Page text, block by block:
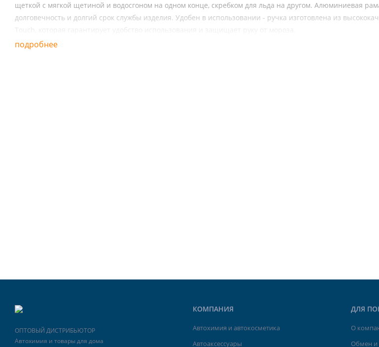
щеткой с мягкой щетиной и водосгоном на одном конце, скребком для льда на другом. Алюминиевая
долговечность и долгий срок службы изделия. Удобен в использовании - ручка изготовлена из
Touch, которая гарантирует удобство использования и защищает руку от мороза.
подробнее
ОПТОВЫЙ ДИСТРИБЬЮТОР
Автохимия и товары для дома
КОМПАНИЯ
Автохимия и автокосметика
Автоаксессуары
ДЛЯ
О
Обмен и